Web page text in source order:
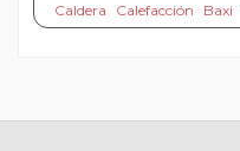
Caldera Calefacción Baxi